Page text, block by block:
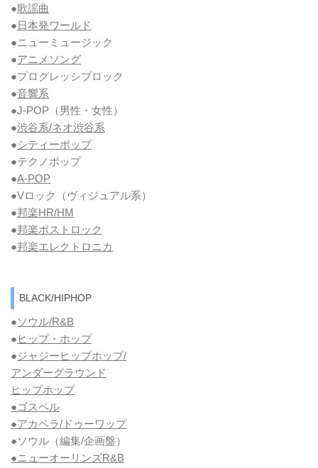
●歌謡曲
●日本発ワールド
●ニューミュージック
●アニメソング
●プログレッシブロック
●音響系
●J-POP（男性・女性）
●渋谷系/ネオ渋谷系
●シティーポップ
●テクノポップ
●A-POP
●Vロック
（ヴィジュアル系）
●邦楽HR/HM
●邦楽ポストロック
●邦楽エレクトロニカ
BLACK/HIPHOP
●ソウル/R&B
● ヒップ・ホップ
●ジャジーヒップホップ/
アンダーグラウンド
ヒップホップ
●ゴスペル
●アカペラ/ドゥーワップ
●ソウル （編集/企画盤）
●ニューオーリンズR&B